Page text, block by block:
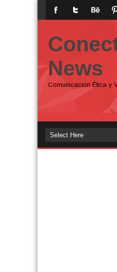
News
Comunicación Ética y